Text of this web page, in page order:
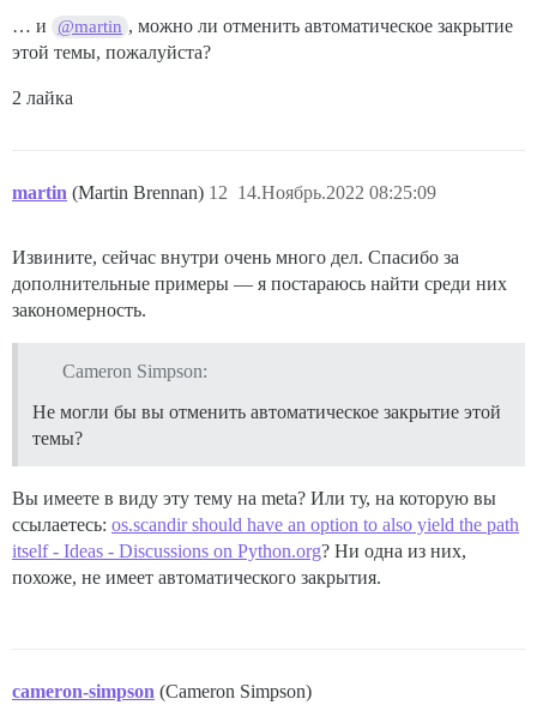
… и @martin , можно ли отменить автоматическое закрытие
этой темы, пожалуйста?
2 лайка
martin (Martin Brennan) 14.Ноябрь.2022 08:25:09
12
Извините, сейчас внутри очень много дел. Спасибо за
дополнительные примеры — я постараюсь найти среди них
закономерность.
Cameron Simpson:
Не могли бы вы отменить автоматическое закрытие этой
темы?
Вы имеете в виду эту тему на meta? Или ту, на которую вы
ссылаетесь: os.scandir should have an option to also yield the path
itself - Ideas - Discussions on Python.org? Ни одна из них,
похоже, не имеет автоматического закрытия.
cameron-simpson (Cameron Simpson)